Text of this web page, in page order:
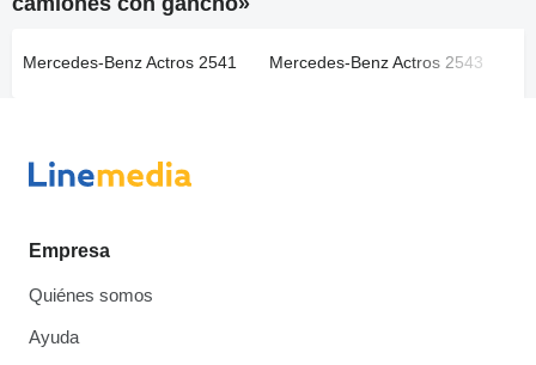
Mercedes-Benz Actros 2541 Mercedes-Benz Actros 2543
Empresa
Quiénes somos
Ayuda